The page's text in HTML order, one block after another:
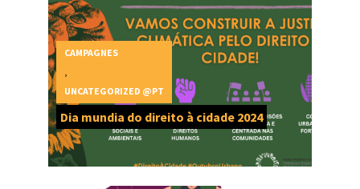
Dia mundia do direito à cidade 2024
CAMPAGNES
UNCATEGORIZED @PT